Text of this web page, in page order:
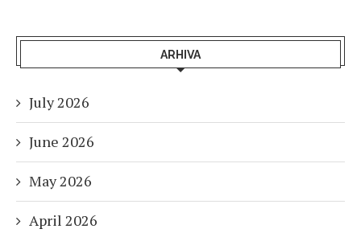
ARHIVA
July 2026
June 2026
May 2026
April 2026